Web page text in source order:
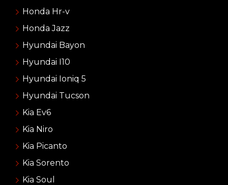
Honda Hr-v
Honda Jazz
Hyundai Bayon
Hyundai I10
Hyundai Ioniq 5
Hyundai Tucson
Kia Ev6
Kia Niro
Kia Picanto
Kia Sorento
Kia Soul